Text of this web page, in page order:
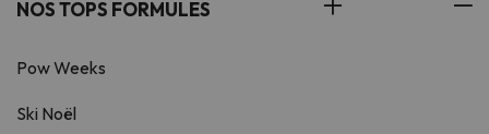
NOS TOPS FORMULES
Pow Weeks
Ski Noël